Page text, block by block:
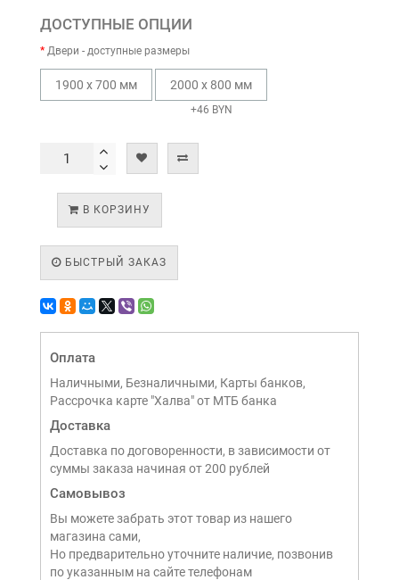
ДОСТУПНЫЕ ОПЦИИ
Двери - доступные размеры
1900 х 700 мм 2000 х 800 мм
+46 BYN
В КОРЗИНУ
БЫСТРЫЙ ЗАКАЗ
Оплата
Наличными, Безналичными, Карты банков,
Рассрочка карте "Халва" от МТБ банка
Доставка
Доставка по договоренности, в зависимости от
суммы заказа начиная от 200 рублей
Самовывоз
Вы можете забрать этот товар из нашего
магазина сами,
Но предварительно уточните наличие, позвонив
по указанным на сайте телефонам